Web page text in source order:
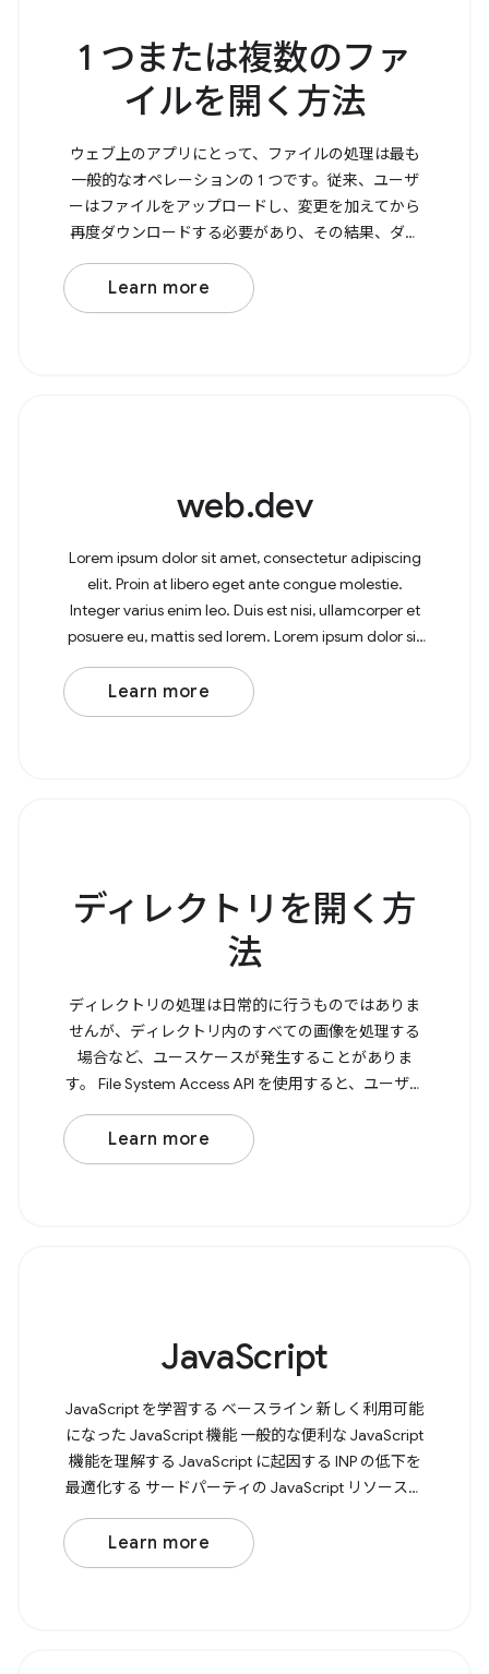
1 つまたは複数のファ
イルを開く方法
ウェブ上のアプリにとって、ファイルの処理は最も
一般的なオペレーションの 1 つです。従来、ユーザ
ーはファイルをアップロードし、変更を加えてから
再度ダウンロードする必要があり、その結果、ダウ
ンロード フォルダにコピーが作成されていました。
File System Access API を使用すると、ファイルを直
接開いて変更し、変更内容を元のファイルに保存で
Learn more
web.dev
Lorem ipsum dolor sit amet, consectetur adipiscing
elit. Proin at libero eget ante congue molestie.
Integer varius enim leo. Duis est nisi, ullamcorper et
posuere eu, mattis sed lorem. Lorem ipsum dolor sit
amet, consectetur adipiscing elit. In at
Learn more
ディレクトリを開く方
法
ディレクトリの処理は日常的に行うものではありま
せんが、ディレクトリ内のすべての画像を処理する
場合など、ユースケースが発生することがありま
す。 File System Access API を使用すると、ユーザー
はブラウザでディレクトリを開き、書き込みアクセ
スが必要かどうかを判断できます。 ディレクトリを
開くには、 showDirectoryPicker() を呼び出します。
Learn more
JavaScript
JavaScript を学習する ベースライン 新しく利用可能
になった JavaScript 機能 一般的な便利な JavaScript
機能を理解する JavaScript に起因する INP の低下を
最適化する サードパーティの JavaScript リソースを
最適化する JavaScript パターンを詳しく見る
JavaScript を初めて使用する場合は、 JavaScript の
学習 コースでは、変数、関数、条件文などの基本か
Learn more